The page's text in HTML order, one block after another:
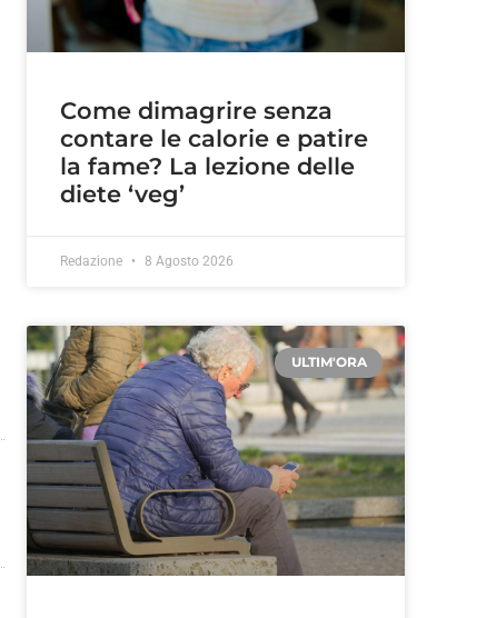
Come dimagrire senza
contare le calorie e patire
la fame? La lezione delle
diete ‘veg’
Redazione 8 Agosto 2026
ULTIM'ORA